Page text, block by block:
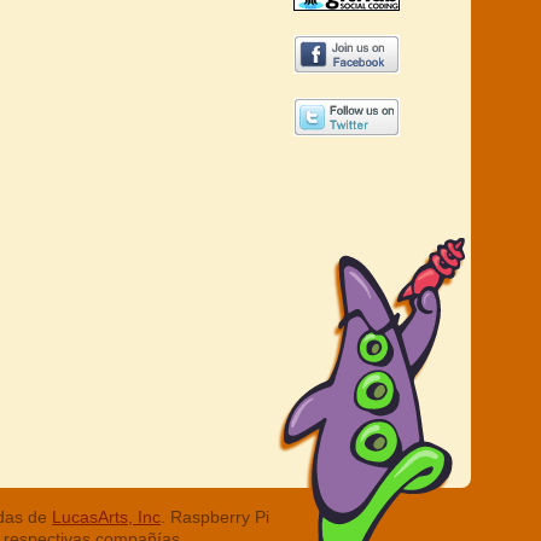
de LucasArts, Inc . Raspberry Pi